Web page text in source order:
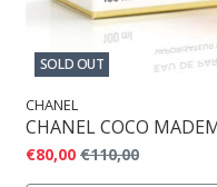
SOLD OUT
CHANEL
CHANEL COCO
€80,00 €110,00